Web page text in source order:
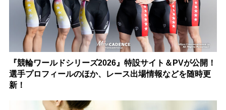
『競輪ワールドシリーズ2026』特設サイト＆PVが公開！
選手プロフィールのほか、レース出場情報などを随時更
新！